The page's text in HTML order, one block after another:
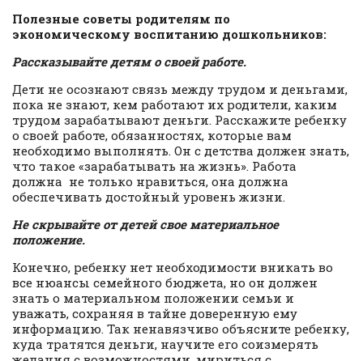
Полезные советы родителям по
экономическому воспитанию дошкольников:
Рассказывайте детям о своей работе.
Дети не осознают связь между трудом и деньгами,
пока не знают, кем работают их родители, каким
трудом зарабатывают деньги. Расскажите ребенку
о своей работе, обязанностях, которые вам
необходимо выполнять. Он с детства должен знать,
что такое «зарабатывать на жизнь». Работа
должна не только нравиться, она должна
обеспечивать достойный уровень жизни.
Не скрывайте от детей свое материальное
положение.
Конечно, ребенку нет необходимости вникать во
все нюансы семейного бюджета, но он должен
знать о материальном положении семьи и
уважать, сохраняя в тайне доверенную ему
информацию. Так ненавязчиво объясните ребенку,
куда тратятся деньги, научите его соизмерять